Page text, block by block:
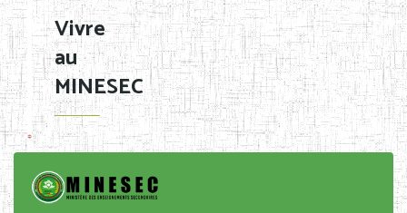
Vivre
au
MINESEC